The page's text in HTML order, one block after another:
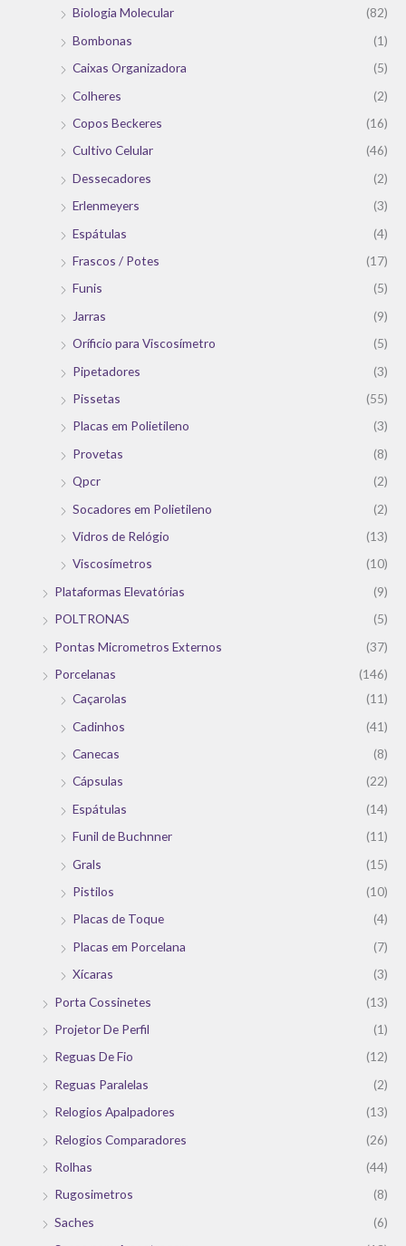
Biologia Molecular
(82)
Bombonas
(1)
Caixas Organizadora
(5)
Colheres
(2)
Copos Beckeres
(16)
Cultivo Celular
(46)
Dessecadores
(2)
Erlenmeyers
(3)
Espátulas
(4)
Frascos / Potes
(17)
Funis
(5)
Jarras
(9)
Oríficio para Viscosímetro
(5)
Pipetadores
(3)
Pissetas
(55)
Placas em Polietileno
(3)
Provetas
(8)
Qpcr
(2)
Socadores em Polietileno
(2)
Vidros de Relógio
(13)
Viscosímetros
(10)
Plataformas Elevatórias
(9)
POLTRONAS
(5)
Pontas Micrometros Externos
(37)
Porcelanas
(146)
Caçarolas
(11)
Cadinhos
(41)
Canecas
(8)
Cápsulas
(22)
Espátulas
(14)
Funil de Buchnner
(11)
Grals
(15)
Pistilos
(10)
Placas de Toque
(4)
Placas em Porcelana
(7)
Xícaras
(3)
Porta Cossinetes
(13)
Projetor De Perfil
(1)
Reguas De Fio
(12)
Reguas Paralelas
(2)
Relogios Apalpadores
(13)
Relogios Comparadores
(26)
Rolhas
(44)
Rugosimetros
(8)
Saches
(6)